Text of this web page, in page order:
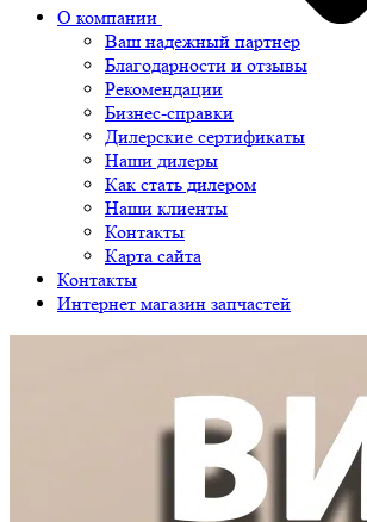
О компании
Ваш надежный партнер
Благодарности и отзывы
Рекомендации
Бизнес-справки
Дилерские сертификаты
Наши дилеры
Как стать дилером
Наши клиенты
Контакты
Карта сайта
Контакты
Интернет магазин запчастей